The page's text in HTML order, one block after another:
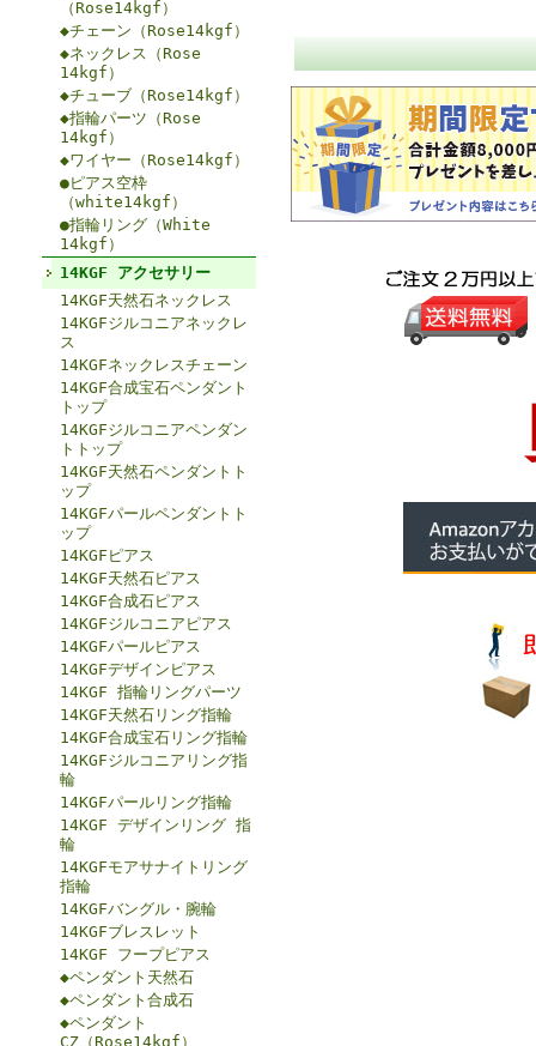
（Rose14kgf）
◆チェーン（Rose14kgf）
◆ネックレス（Rose
14kgf）
◆チューブ（Rose14kgf）
◆指輪パーツ（Rose
14kgf）
◆ワイヤー（Rose14kgf）
●ピアス空枠
（white14kgf）
●指輪リング（White
14kgf）
14KGF アクセサリー
14KGF天然石ネックレス
14KGFジルコニアネックレ
ス
14KGFネックレスチェーン
14KGF合成宝石ペンダント
トップ
14KGFジルコニアペンダン
トトップ
14KGF天然石ペンダントト
ップ
14KGFパールペンダントト
ップ
14KGFピアス
14KGF天然石ピアス
14KGF合成石ピアス
14KGFジルコニアピアス
14KGFパールピアス
14KGFデザインピアス
14KGF 指輪リングパーツ
14KGF天然石リング指輪
14KGF合成宝石リング指輪
14KGFジルコニアリング指
輪
14KGFパールリング指輪
14KGF デザインリング 指
輪
14KGFモアサナイトリング
指輪
14KGFバングル・腕輪
14KGFブレスレット
14KGF フープピアス
◆ペンダント天然石
◆ペンダント合成石
◆ペンダント
CZ（Rose14kgf）